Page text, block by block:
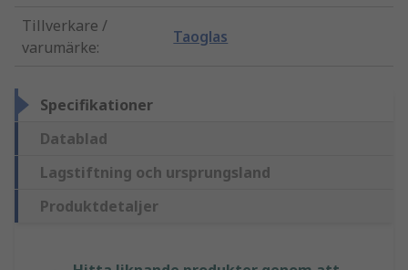
Tillverkare /
varumärke:
Taoglas
Specifikationer
Datablad
Lagstiftning och ursprungsland
Produktdetaljer